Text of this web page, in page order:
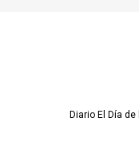
Diario El Día